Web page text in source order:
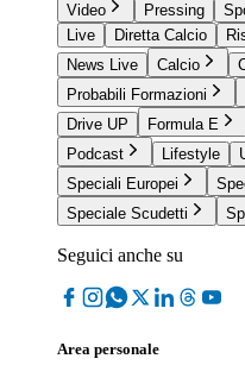
Video Pressing
Live
Diretta Calcio
News Live
Calcio
Probabili Formazioni
Drive UP
Formula E
Podcast
Lifestyle
Speciali Europei
Speciale Scudetti
Seguici anche su
Area personale